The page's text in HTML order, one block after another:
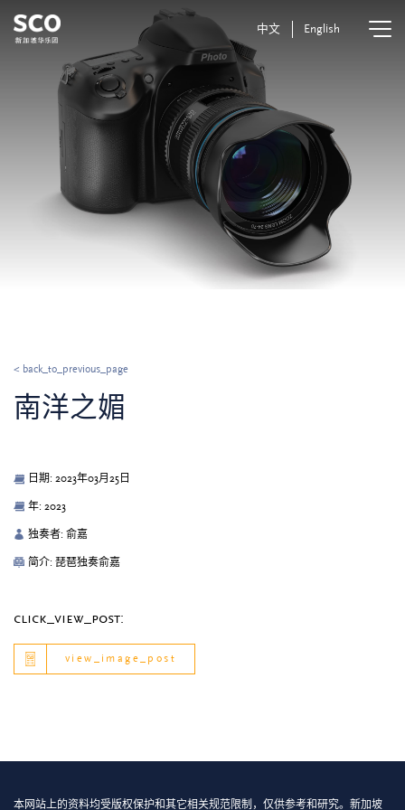
中文 English
< back_to_previous_page
南洋之媚
日期: 2023年03月25日
年: 2023
独奏者: 俞嘉
简介: 琵琶独奏俞嘉
click_view_post:
view_image_post
本网站上的资料均受版权保护和其它相关规范限制，仅供参考和研究。新加坡